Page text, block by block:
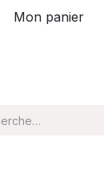
Mon panier